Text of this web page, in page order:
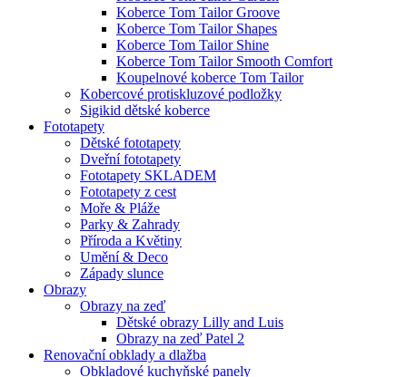
Koberce Tom Tailor Groove
Koberce Tom Tailor Shapes
Koberce Tom Tailor Shine
Koberce Tom Tailor Smooth Comfort
Koupelnové koberce Tom Tailor
Kobercové protiskluzové podložky
Sigikid dětské koberce
Fototapety
Dětské fototapety
Dveřní fototapety
Fototapety SKLADEM
Fototapety z cest
Moře & Pláže
Parky & Zahrady
Příroda a Květiny
Umění & Deco
Západy slunce
Obrazy
Obrazy na zeď
Dětské obrazy Lilly and Luis
Obrazy na zeď Patel 2
Renovační obklady a dlažba
Obkladové kuchyňské panely